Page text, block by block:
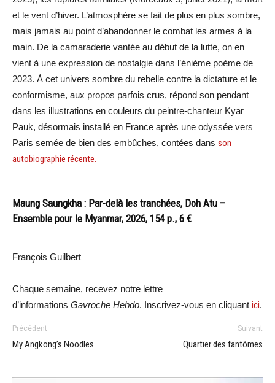
et le vent d’hiver. L’atmosphère se fait de plus en plus sombre,
mais jamais au point d’abandonner le combat les armes à la
main. De la camaraderie vantée au début de la lutte, on en
vient à une expression de nostalgie dans l’énième poème de
2023. À cet univers sombre du rebelle contre la dictature et le
conformisme, aux propos parfois crus, répond son pendant
dans les illustrations en couleurs du peintre-chanteur Kyar
Pauk, désormais installé en France après une odyssée vers
Paris semée de bien des embûches, contées dans son
autobiographie récente.
Maung Saungkha : Par-delà les tranchées, Doh Atu –
Ensemble pour le Myanmar, 2026, 154 p., 6 €
François Guilbert
Chaque semaine, recevez notre lettre
d’informations Gavroche Hebdo. Inscrivez-vous en cliquant ici.
Précédent
My Angkong’s Noodles
Suivant
Quartier des fantômes